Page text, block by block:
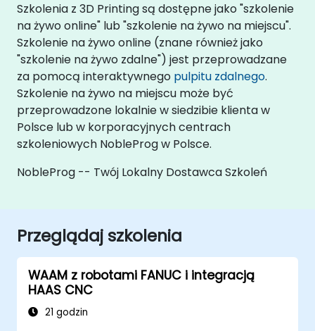
Szkolenia z 3D Printing są dostępne jako "szkolenie
na żywo online" lub "szkolenie na żywo na miejscu".
Szkolenie na żywo online (znane również jako
"szkolenie na żywo zdalne") jest przeprowadzane
za pomocą interaktywnego pulpitu zdalnego.
Szkolenie na żywo na miejscu może być
przeprowadzone lokalnie w siedzibie klienta w
Polsce lub w korporacyjnych centrach
szkoleniowych NobleProg w Polsce.
NobleProg -- Twój Lokalny Dostawca Szkoleń
Przeglądaj szkolenia
WAAM z robotami FANUC i integracją
HAAS CNC
21 godzin